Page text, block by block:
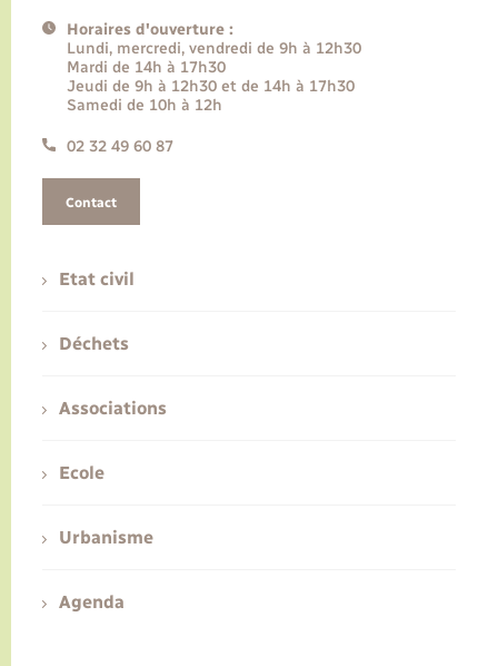
Horaires d'ouverture :
Lundi, mercredi, vendredi de 9h à 12h30
Mardi de 14h à 17h30
Jeudi de 9h à 12h30 et de 14h à 17h30
Samedi de 10h à 12h
02 32 49 60 87
Contact
Etat civil
Déchets
Associations
Ecole
Urbanisme
Agenda